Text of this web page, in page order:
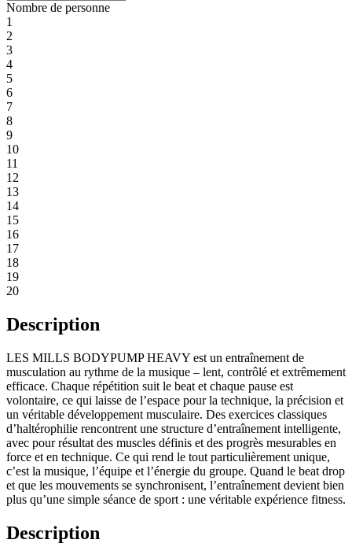
Nombre de personne
1
2
3
4
5
6
7
8
9
10
11
12
13
14
15
16
17
18
19
20
Description
LES MILLS BODYPUMP HEAVY est un entraînement de
musculation au rythme de la musique – lent, contrôlé et extrêmement
efficace. Chaque répétition suit le beat et chaque pause est
volontaire, ce qui laisse de l’espace pour la technique, la précision et
un véritable développement musculaire. Des exercices classiques
d’haltérophilie rencontrent une structure d’entraînement intelligente,
avec pour résultat des muscles définis et des progrès mesurables en
force et en technique. Ce qui rend le tout particulièrement unique,
c’est la musique, l’équipe et l’énergie du groupe. Quand le beat drop
et que les mouvements se synchronisent, l’entraînement devient bien
plus qu’une simple séance de sport : une véritable expérience fitness.
Description